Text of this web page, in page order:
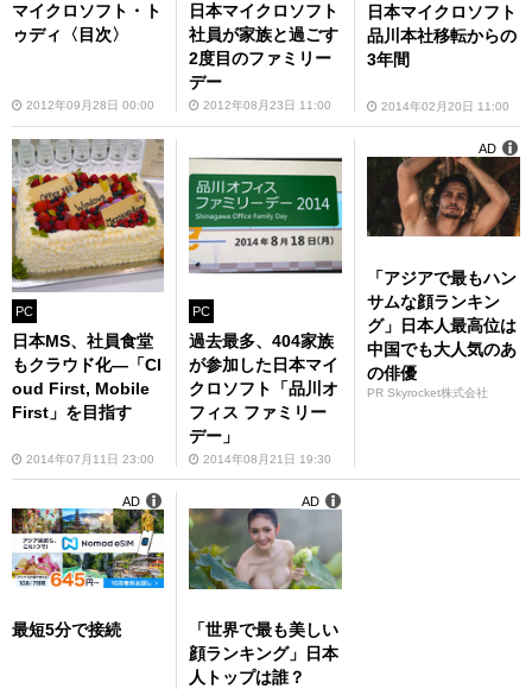
マイクロソフト・ト
ゥディ〈目次〉
2012年09月28日 00:00
日本マイクロソフト
社員が家族と過ごす
2度目のファミリー
デー
2012年08月23日 11:00
日本マイクロソフト
品川本社移転からの
3年間
2014年02月20日 11:00
PC
日本MS、社員食堂
もクラウド化—「Cl
oud First, Mobile
First」を目指す
2014年07月11日 23:00
PC
過去最多、404家族
が参加した日本マイ
クロソフト「品川オ
フィス ファミリー
デー」
2014年08月21日 19:30
「アジアで最もハン
サムな顔ランキン
グ」日本人最高位は
中国でも大人気のあ
の俳優
PR Skyrocket株式会社
AD
最短5分で接続
AD
「世界で最も美しい
顔ランキング」日本
人トップは誰？
AD